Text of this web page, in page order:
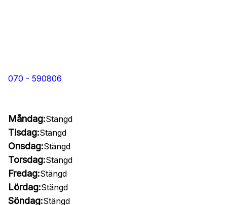
070 - 590806
Måndag:Stängd
Tisdag:Stängd
Onsdag:Stängd
Torsdag:Stängd
Fredag:Stängd
Lördag:Stängd
Söndag:Stängd